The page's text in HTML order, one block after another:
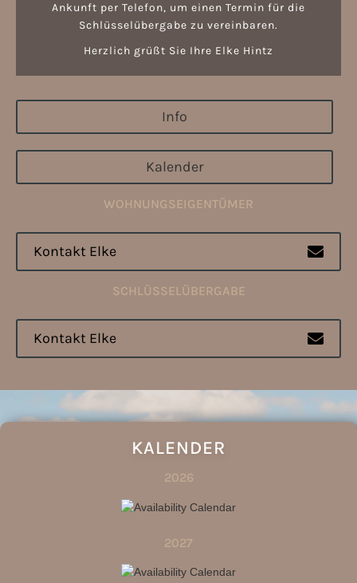
Ankunft per Telefon, um einen Termin für die
Schlüsselübergabe zu vereinbaren.
Herzlich grüßt Sie Ihre Elke Hintz
Info
Kalender
WOHNUNGSEIGENTÜMER
Kontakt Elke 
SCHLÜSSELÜBERGABE
Kontakt Elke 
KALENDER
2026
2027